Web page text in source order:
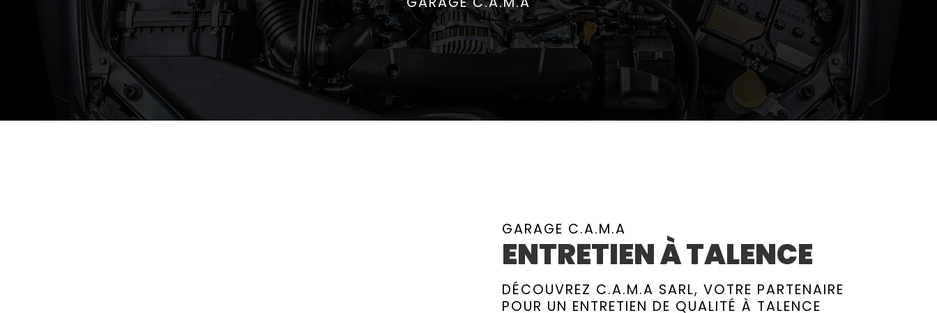
GARAGE C.A.M.A
ENTRETIEN À TALENCE
DÉCOUVREZ C.A.M.A SARL, VOTRE PARTENAIRE
POUR UN ENTRETIEN DE QUALITÉ À TALENCE